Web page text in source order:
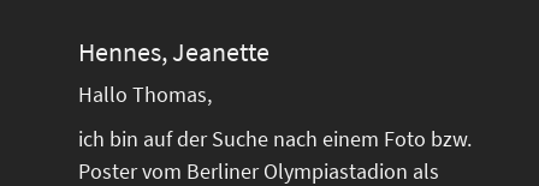
Hennes, Jeanette
Hallo Thomas,
ich bin auf der Suche nach einem Foto bzw.
Poster vom Berliner Olympiastadion als